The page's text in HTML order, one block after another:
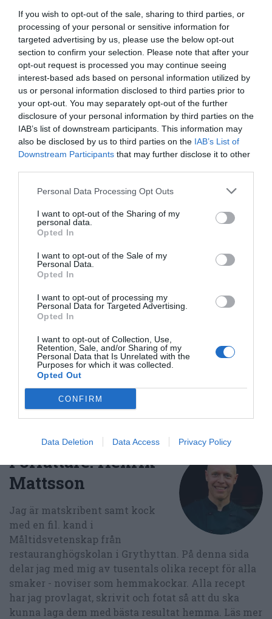
If you wish to opt-out of the sale, sharing to third parties, or
processing of your personal or sensitive information for
targeted advertising by us, please use the below opt-out
section to confirm your selection. Please note that after your
opt-out request is processed you may continue seeing
interest-based ads based on personal information utilized by
us or personal information disclosed to third parties prior to
your opt-out. You may separately opt-out of the further
disclosure of your personal information by third parties on the
IAB’s list of downstream participants. This information may
also be disclosed by us to third parties on the IAB’s List of
Downstream Participants that may further disclose it to other
Personal Data Processing Opt Outs
I want to opt-out of the Sharing of my
personal data.
Opted In
I want to opt-out of the Sale of my
Personal Data.
Opted In
I want to opt-out of processing my
Personal Data for Targeted Advertising.
Opted In
I want to opt-out of Collection, Use,
Retention, Sale, and/or Sharing of my
Personal Data that Is Unrelated with the
Purposes for which it was collected.
Opted Out
CONFIRM
Data Deletion Data Access Privacy Policy
Huvudrätter Kyckling
Grönsaker
Cashewnötter
Purjolök
Vardag Kinesisk mat
Kokt mat
E-mail Skriv ut
Medel:3.1(17röster)
Uppskattat näringsvärde per portion:
Publicerat:2006-11-16,Uppdaterat:2020-06-08
Författare:Henrik
Mattsson
Jag är matskribent samt kock
med en fil. kand i
Måltidsvetenskap från
restauranghögskolan i Grythyttan. På denna sida
delar jag med mig av tusentals olika recept för alla
smaker - noviser som hemmakockar. Alla recept
har jag provlagat, skrivit och fotat så att du ska
kunna laga dem med bästa resultat hemma. Läs mer